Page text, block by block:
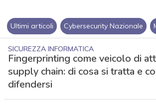
Ultimi articoli Cybersecurity Nazionale
SICUREZZA INFORMATICA
Fingerprinting come veicolo di
supply chain: di cosa si tratta e
difendersi